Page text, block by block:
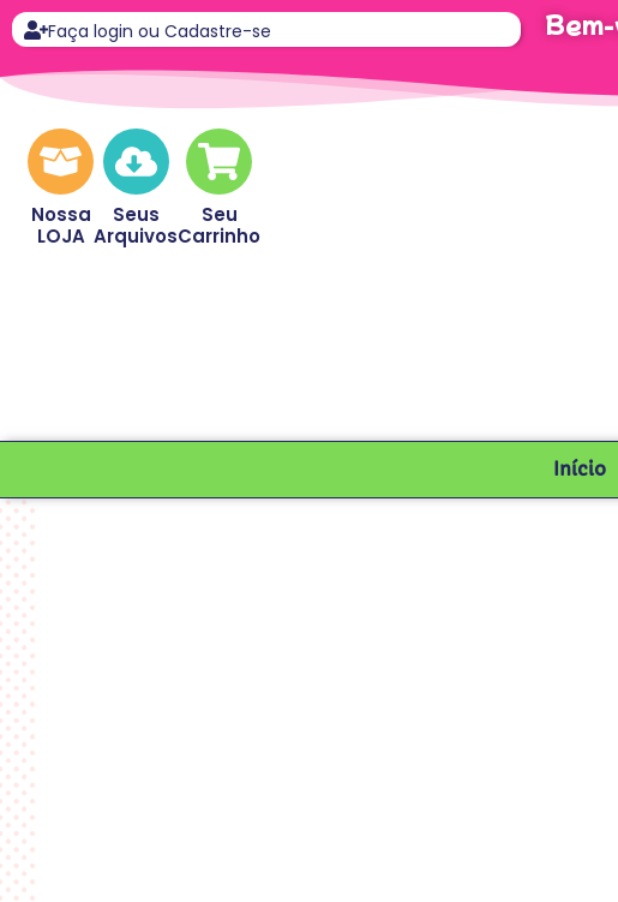
Faça login ou Cadastre-se
Nossa
LOJA
Seus
Arquivos
Seu
Carrinho
Início